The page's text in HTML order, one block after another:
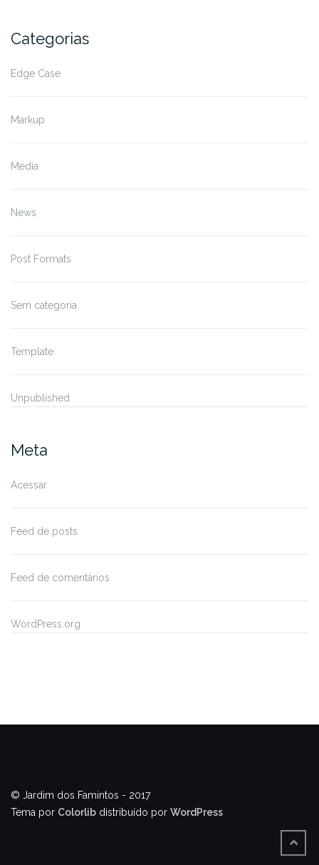
Categorias
Edge Case
Markup
Media
News
Post Formats
Sem categoria
Template
Unpublished
Meta
Acessar
Feed de posts
Feed de comentários
WordPress.org
© Jardim dos Famintos - 2017
Tema por Colorlib distribuído por WordPress